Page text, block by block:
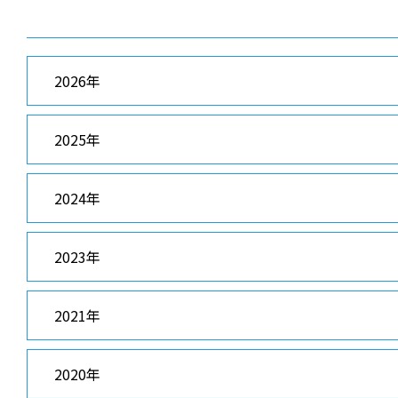
2026年
2025年
2024年
2023年
2021年
2020年